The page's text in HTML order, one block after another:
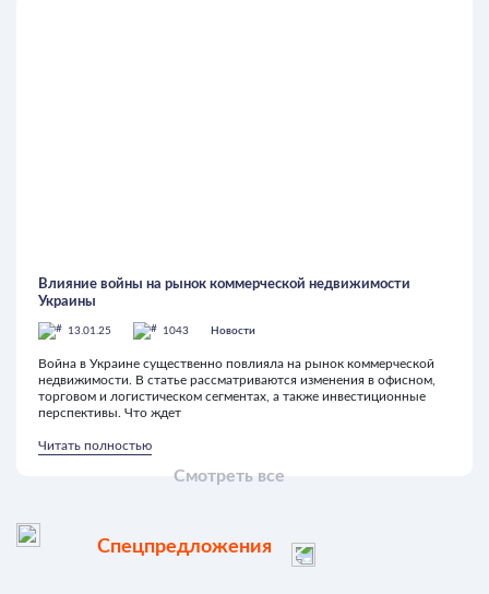
Смотреть все
Влияние войны на рынок коммерческой недвижимости
Украины
13.01.25 1043 Новости
Война в Украине существенно повлияла на рынок коммерческой
недвижимости. В статье рассматриваются изменения в офисном,
торговом и логистическом сегментах, а также инвестиционные
перспективы. Что ждет
Читать полностью
Спецпредложения